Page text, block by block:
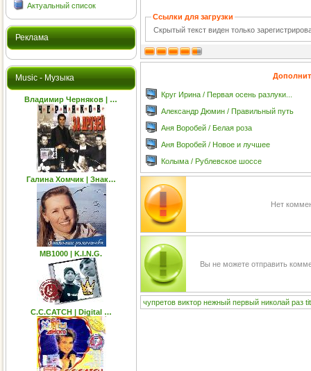
Актуальный список
Реклама
Music - Музыка
Владимир Черняков | …
Галина Хомчик | Знак…
MB1000 | K.I.N.G.
C.C.CATCH | Digital …
Ссылки для загрузки
Скрытый текст виден только
Круг Ирина / Первая осень разлуки...
Александр Дюмин / Правильный путь
Аня Воробей / Белая роза
Аня Воробей / Новое и лучшее
Колыма / Рублевское шоссе
Нет
Вы не можете отправить
чупретов виктор нежный первый николай раз